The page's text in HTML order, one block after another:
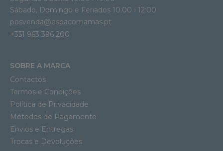
Sábado, Domingo e Feriados 10:00 › 12:00
posvenda@espacomamas.pt
+351 963 396 200
SOBRE A MARCA
Contactos
Termos e Condições
Política de Privacidade
Métodos de Pagamento
Envios e Entregas
Trocas e Devoluções